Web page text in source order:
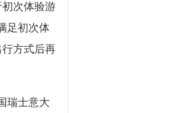
次体验游
足初次体
方式后再
瑞士意大